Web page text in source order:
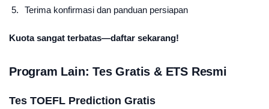
Terima konfirmasi dan panduan persiapan
Kuota sangat terbatas—daftar sekarang!
Program Lain: Tes Gratis & ETS Resmi
Tes TOEFL Prediction Gratis